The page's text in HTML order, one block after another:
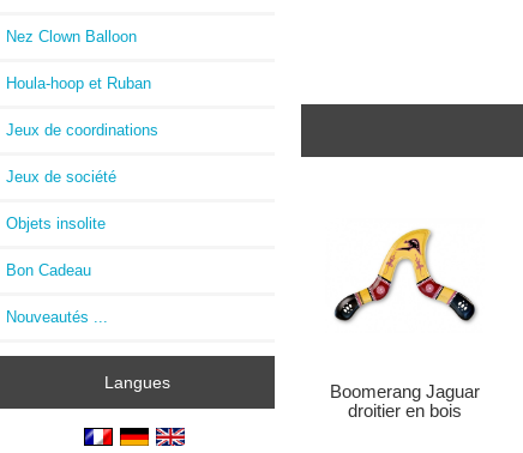
Nez Clown Balloon
Houla-hoop et Ruban
Jeux de coordinations
Jeux de société
Objets insolite
Bon Cadeau
Nouveautés ...
Langues
Boomerang Jaguar
droitier en bois